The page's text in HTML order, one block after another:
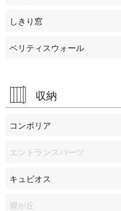
しきり窓
ベリティスウォール
収納
コンポリア
エントランスパーツ
キュビオス
畳が丘